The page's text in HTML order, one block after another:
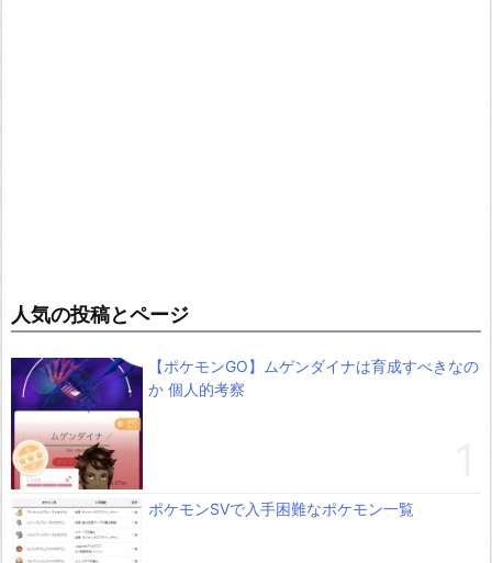
人気の投稿とページ
【ポケモンGO】ムゲンダイナは育成すべきなの
か 個人的考察
ポケモンSVで入手困難なポケモン一覧